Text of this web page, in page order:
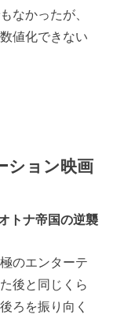
なかったが、
値化できない
ション映画
トナ帝国の逆襲
のエンターテ
後と同じくら
ろを振り向く